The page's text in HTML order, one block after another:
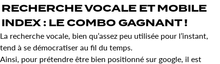
RECHERCHE VOCALE ETMOBILE
INDEX : LECOMBO GAGNANT !
La recherche vocale, bien qu’assez peu utilisée pour l’instant,
tend à se démocratiser au fil du temps.
Ainsi, pour prétendre être bien positionné sur google, il est